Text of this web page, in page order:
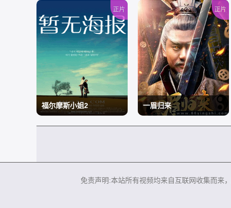
福尔摩斯小姐2
正片
一眉归来
正片
免责声明:本站所有视频均来自互联网收集而来